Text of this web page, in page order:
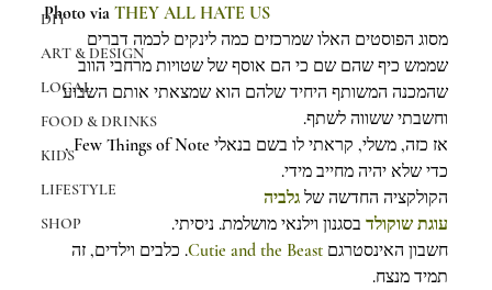
DIY
ART & DESIGN
LOCAL
FOOD & DRINKS
KIDS
LIFESTYLE
SHOP
Photo via THEY ALL HATE US
מסוג הפוסטים האלו שמרכזים כמה לינקים לכמה דברים
שממש כיף שהם שם כי הם אוסף של שטויות מרחבי הווב
שהמכנה המשותף היחיד שלהם הוא שמצאתי אותם השבוע
וחשבתי ששווה לשתף.
אז כזה, משלי, קראתי לו בשם בנאלי Few Things of Note ,
כדי שלא יהיה מחייב מידי.
הקולקציה החדשה של גלביה
עוגת שוקולד בסגנון וילנאי מושלמת. ניסיתי.
חשבון האינסטרגם Cutie and the Beast. כלבים וילדים, זה
תמיד מנצח.